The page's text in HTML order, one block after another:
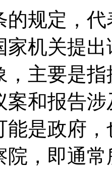
规定 ， 代
家机关提出
， 主要是
案和报告
能是政府 ，
院 ， 即通常